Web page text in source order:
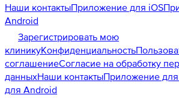
Наши контактыПриложение для iOS
Android
Зарегистрировать мою
клиникуКонфиденциальность
соглашениеСогласие на обработку
данныхНаши контактыПриложение для
для Android